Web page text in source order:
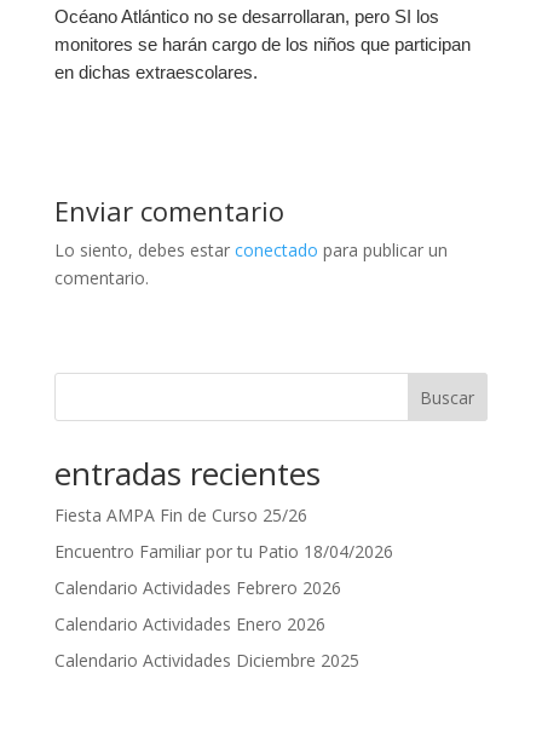
Océano Atlántico no se desarrollaran, pero SI los
monitores se harán cargo de los niños que participan
en dichas extraescolares.
Enviar comentario
Lo siento, debes estar conectado para publicar un
comentario.
Buscar
entradas recientes
Fiesta AMPA Fin de Curso 25/26
Encuentro Familiar por tu Patio 18/04/2026
Calendario Actividades Febrero 2026
Calendario Actividades Enero 2026
Calendario Actividades Diciembre 2025